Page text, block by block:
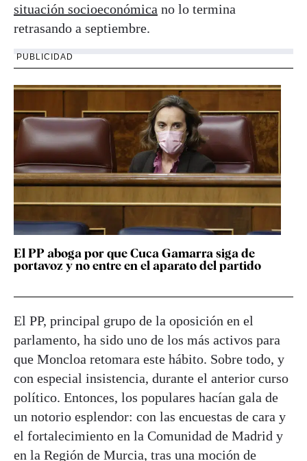
situación socioeconómica no lo termina
retrasando a septiembre.
PUBLICIDAD
El PP aboga por que Cuca Gamarra siga de
portavoz y no entre en el aparato del partido
El PP, principal grupo de la oposición en el
parlamento, ha sido uno de los más activos para
que Moncloa retomara este hábito. Sobre todo, y
con especial insistencia, durante el anterior curso
político. Entonces, los populares hacían gala de
un notorio esplendor: con las encuestas de cara y
el fortalecimiento en la Comunidad de Madrid y
en la Región de Murcia, tras una moción de